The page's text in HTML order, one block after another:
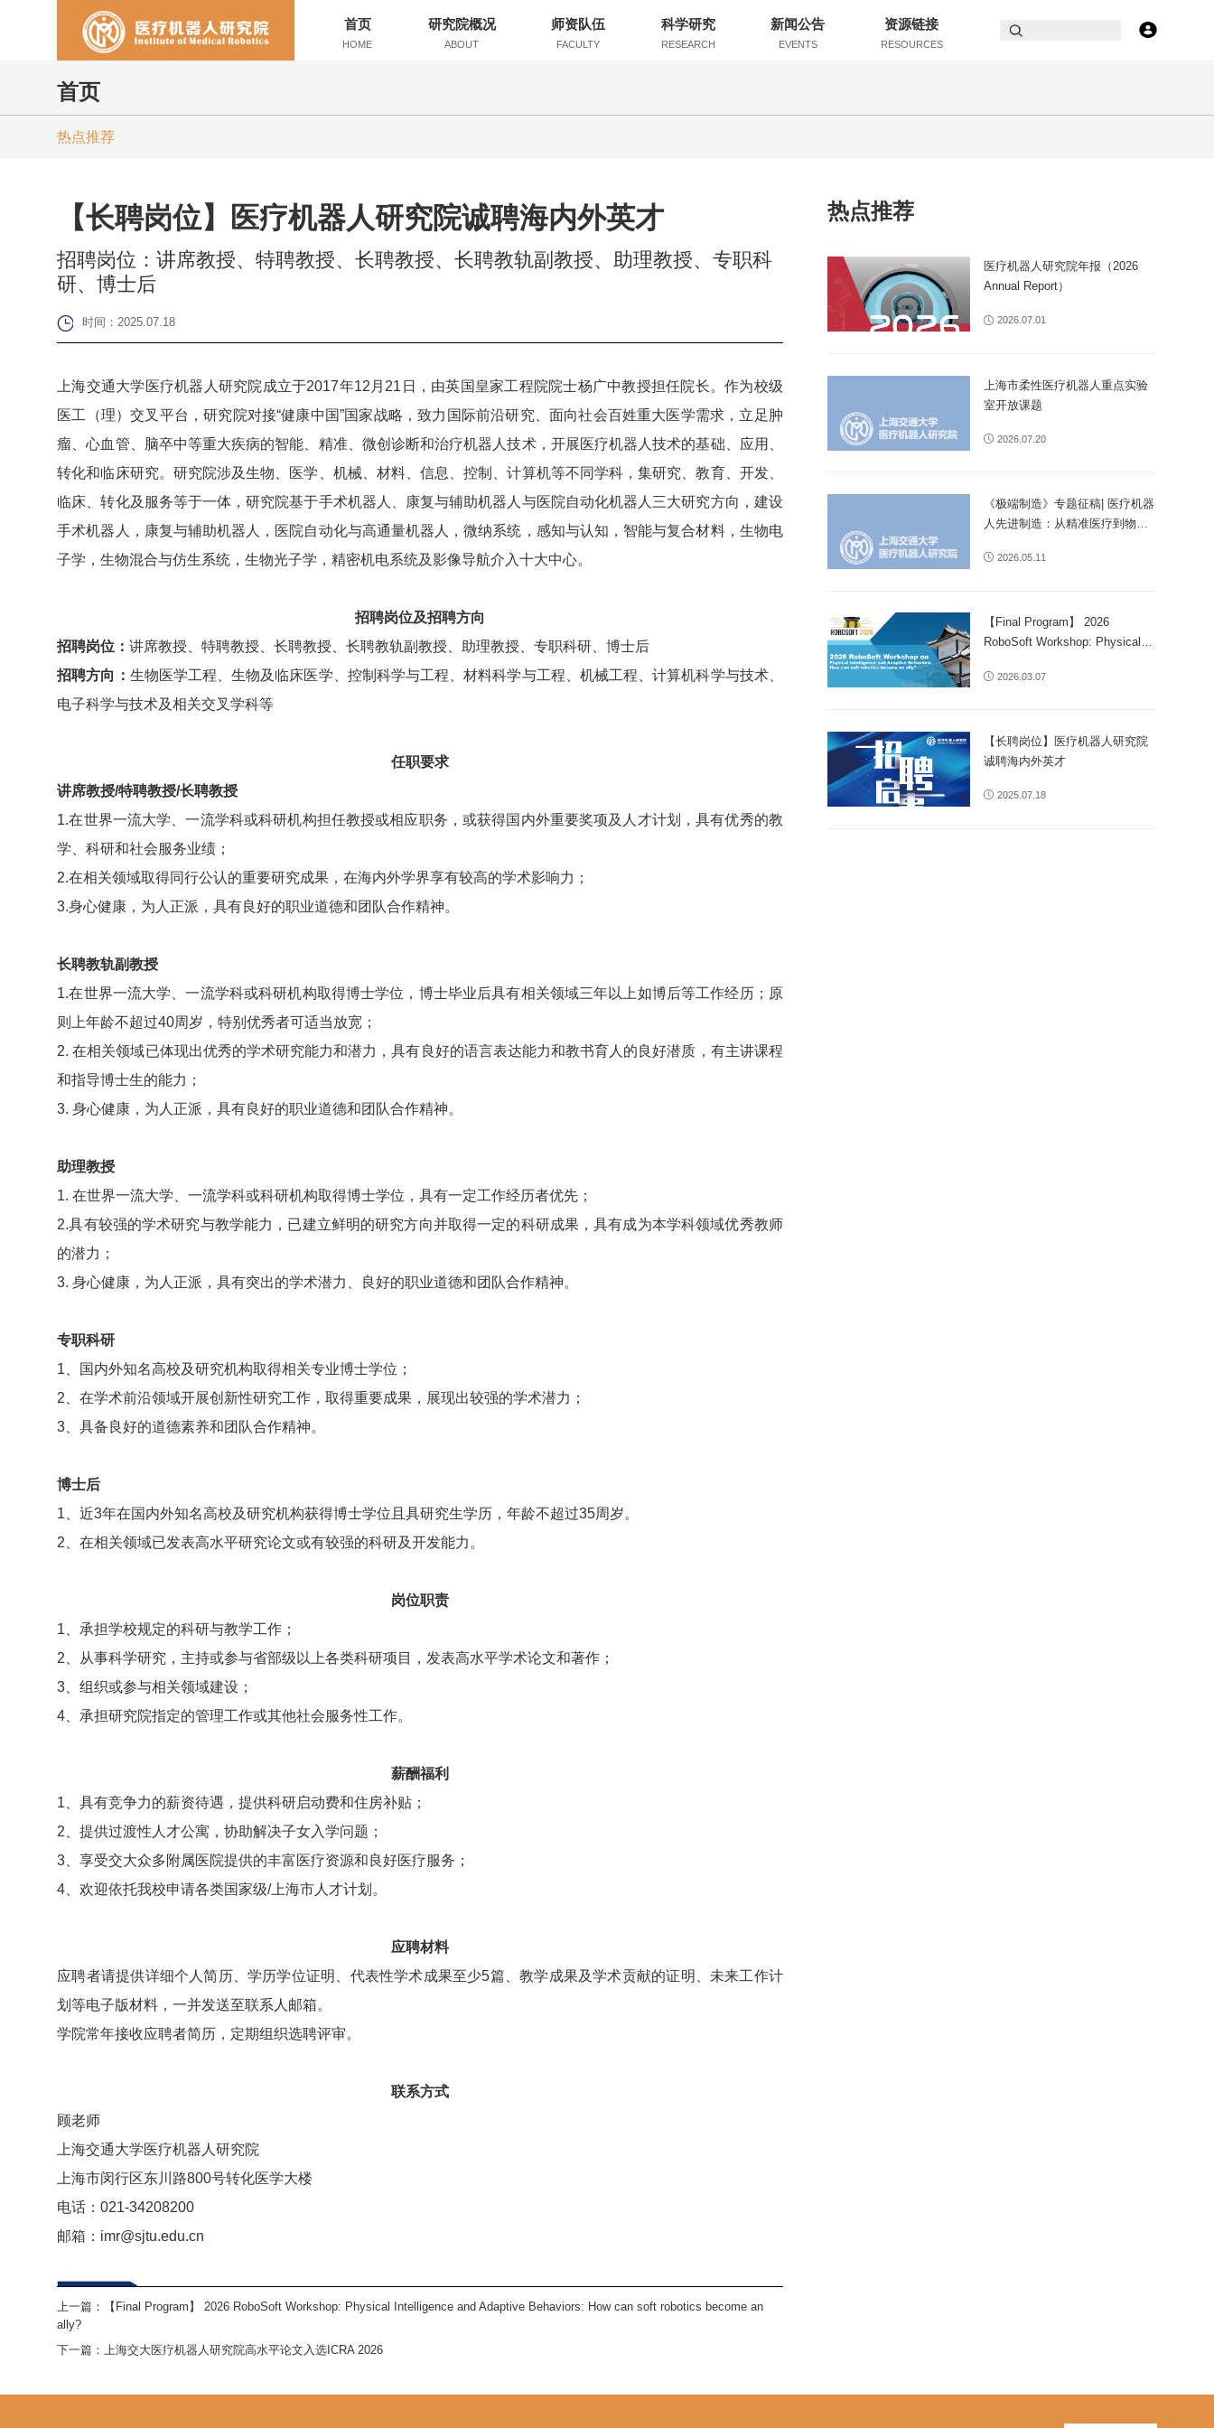
首页
HOME
研究院概况
ABOUT
师资队伍
FACULTY
科学研究
RESEARCH
新闻公告
EVENTS
资源链接
RESOURCES
首页
热点推荐
【长聘岗位】医疗机器人研究院诚聘海内外英才
招聘岗位：讲席教授、特聘教授、长聘教授、长聘教轨副教授、助理教授、专职科
研、博士后
时间：2025.07.18
上海交通大学医疗机器人研究院成立于2017年12月21日，由英国皇家工程院院士杨广中教授担任院长。作为校级
医工（理）交叉平台，研究院对接“健康中国”国家战略，致力国际前沿研究、面向社会百姓重大医学需求，立足肿
瘤、心血管、脑卒中等重大疾病的智能、精准、微创诊断和治疗机器人技术，开展医疗机器人技术的基础、应用、
转化和临床研究。研究院涉及生物、医学、机械、材料、信息、控制、计算机等不同学科，集研究、教育、开发、
临床、转化及服务等于一体，研究院基于手术机器人、康复与辅助机器人与医院自动化机器人三大研究方向，建设
手术机器人，康复与辅助机器人，医院自动化与高通量机器人，微纳系统，感知与认知，智能与复合材料，生物电
子学，生物混合与仿生系统，生物光子学，精密机电系统及影像导航介入十大中心。
招聘岗位及招聘方向
招聘岗位：讲席教授、特聘教授、长聘教授、长聘教轨副教授、助理教授、专职科研、博士后
招聘方向： 生物医学工程、生物及临床医学、控制科学与工程、材料科学与工程、机械工程、计算机科学与技术、
电子科学与技术及相关交叉学科等
任职要求
讲席教授/特聘教授/长聘教授
1.在世界一流大学、一流学科或科研机构担任教授或相应职务，或获得国内外重要奖项及人才计划，具有优秀的教
学、科研和社会服务业绩；
2.在相关领域取得同行公认的重要研究成果，在海内外学界享有较高的学术影响力；
3.身心健康，为人正派，具有良好的职业道德和团队合作精神。
长聘教轨副教授
1.在世界一流大学、一流学科或科研机构取得博士学位，博士毕业后具有相关领域三年以上如博后等工作经历；原
则上年龄不超过40周岁，特别优秀者可适当放宽；
2. 在相关领域已体现出优秀的学术研究能力和潜力，具有良好的语言表达能力和教书育人的良好潜质，有主讲课程
和指导博士生的能力；
3. 身心健康，为人正派，具有良好的职业道德和团队合作精神。
助理教授
1. 在世界一流大学、一流学科或科研机构取得博士学位，具有一定工作经历者优先；
2.具有较强的学术研究与教学能力，已建立鲜明的研究方向并取得一定的科研成果，具有成为本学科领域优秀教师
的潜力；
3. 身心健康，为人正派，具有突出的学术潜力、良好的职业道德和团队合作精神。
专职科研
1、国内外知名高校及研究机构取得相关专业博士学位；
2、在学术前沿领域开展创新性研究工作，取得重要成果，展现出较强的学术潜力；
3、具备良好的道德素养和团队合作精神。
博士后
1、近3年在国内外知名高校及研究机构获得博士学位且具研究生学历，年龄不超过35周岁。
2、在相关领域已发表高水平研究论文或有较强的科研及开发能力。
岗位职责
1、承担学校规定的科研与教学工作；
2、从事科学研究，主持或参与省部级以上各类科研项目，发表高水平学术论文和著作；
3、组织或参与相关领域建设；
4、承担研究院指定的管理工作或其他社会服务性工作。
薪酬福利
1、具有竞争力的薪资待遇，提供科研启动费和住房补贴；
2、提供过渡性人才公寓，协助解决子女入学问题；
3、享受交大众多附属医院提供的丰富医疗资源和良好医疗服务；
4、欢迎依托我校申请各类国家级/上海市人才计划。
应聘材料
应聘者请提供详细个人简历、学历学位证明、代表性学术成果至少5篇、教学成果及学术贡献的证明、未来工作计
划等电子版材料，一并发送至联系人邮箱。
学院常年接收应聘者简历，定期组织选聘评审。
联系方式
顾老师
上海交通大学医疗机器人研究院
上海市闵行区东川路800号转化医学大楼
电话：021-34208200
邮箱：imr@sjtu.edu.cn
上一篇：
【Final Program】 2026 RoboSoft Workshop: Physical Intelligence and Adaptive Behaviors: How can soft robotics become an
ally?
下一篇：上海交大医疗机器人研究院高水平论文入选ICRA 2026
热点推荐
医疗机器人研究院年报（2026
Annual Report）
2026.07.01
上海市柔性医疗机器人重点实验
室开放课题
2026.07.20
《极端制造》专题征稿| 医疗机器
人先进制造：从精准医疗到物理
2026.05.11
【Final Program】 2026
RoboSoft Workshop: Physical
Behaviors: How can soft
2026.03.07
【长聘岗位】医疗机器人研究院
诚聘海内外英才
2025.07.18